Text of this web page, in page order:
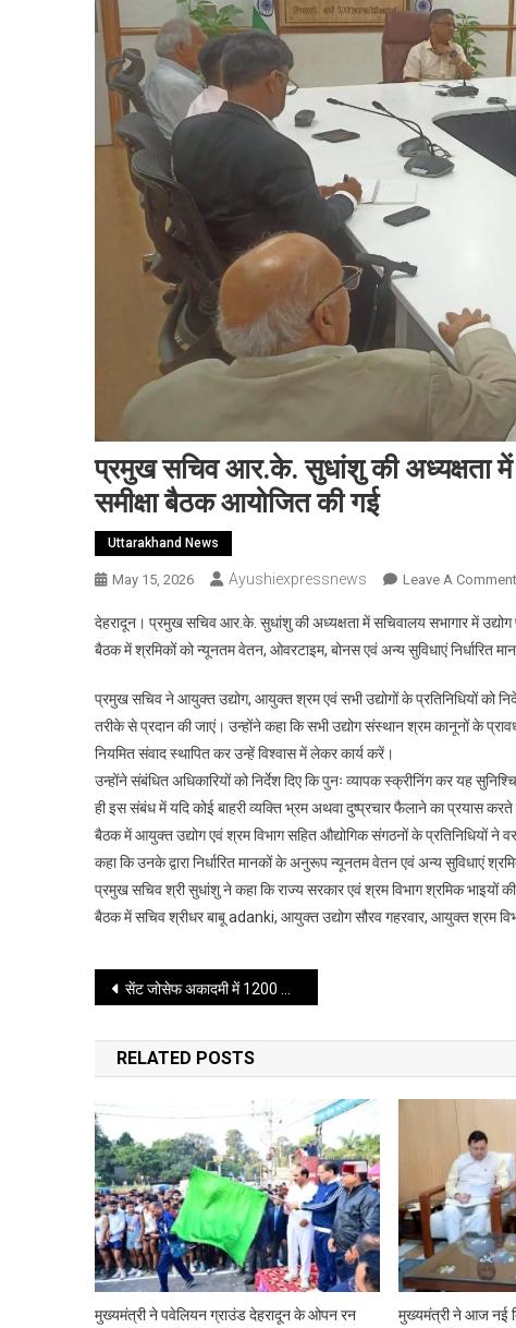
प्रमुख सचिव आर.के. सुधांशु की अध्यक्षता में
समीक्षा बैठक आयोजित की गई
Uttarakhand News
May 15, 2026 Ayushiexpressnews Leave A Comment
देहरादून। प्रमुख सचिव आर.के. सुधांशु की अध्यक्षता में सचिवालय सभागार में
बैठक में श्रमिकों को न्यूनतम वेतन, ओवरटाइम, बोनस एवं अन्य सुविधाएं निर्धारित
प्रमुख सचिव ने आयुक्त उद्योग, आयुक्त श्रम एवं सभी उद्योगों के प्रतिनिधियों को
तरीके से प्रदान की जाएं। उन्होंने कहा कि सभी उद्योग संस्थान श्रम कानूनों के
नियमित संवाद स्थापित कर उन्हें विश्वास में लेकर कार्य करें।
उन्होंने संबंधित अधिकारियों को निर्देश दिए कि पुनः व्यापक स्क्रीनिंग कर यह
ही इस संबंध में यदि कोई बाहरी व्यक्ति भ्रम अथवा दुष्प्रचार फैलाने का प्रयास करते
बैठक में आयुक्त उद्योग एवं श्रम विभाग सहित औद्योगिक संगठनों के प्रतिनिधियों ने
कहा कि उनके द्वारा निर्धारित मानकों के अनुरूप न्यूनतम वेतन एवं अन्य सुविधाएं
प्रमुख सचिव श्री सुधांशु ने कहा कि राज्य सरकार एवं श्रम विभाग श्रमिक भाइयों
बैठक में सचिव श्रीधर बाबू adanki, आयुक्त उद्योग सौरव गहरवार, आयुक्त श्रम
Post
navigation
सेंट जोसेफ अकादमी में 1200 से अधिक छात्रों ने उत्साह से किया प्रतिभाग
RELATED POSTS
मुख्यमंत्री ने पवेलियन ग्राउंड देहरादून के ओपन रन
मुख्यमंत्री ने आज नई